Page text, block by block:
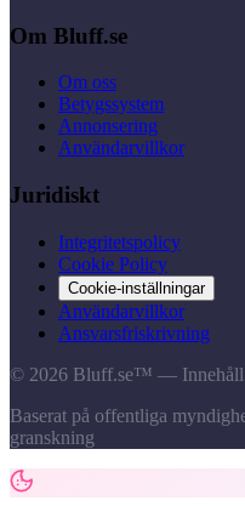
Om Bluff.se
Om oss
Betygssystem
Annonsering
Användarvillkor
Juridiskt
Integritetspolicy
Cookie Policy
Cookie-inställningar
Användarvillkor
Ansvarsfriskrivning
© 2026 Bluff.se™ — Innehåll
Baserat på offentliga
granskning